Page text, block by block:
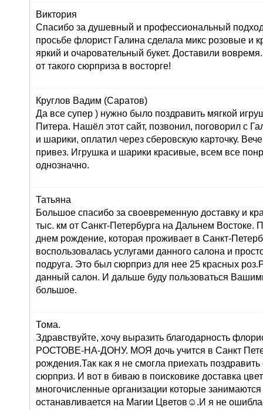
Виктория
Спасибо за душевный и профессиональный
просьбе флорист Галина сделала микс розовые и
яркий и очаровательный букет. Доставили
от такого сюрприза в восторге!
Круглов Вадим (Саратов)
Да все супер ) нужно было поздравить мягкой
Питера. Нашёл этот сайт, позвонил, поговорил с
и шарики, оплатил через сберовскую карточку.
привез. Игрушка и шарики красивые, всем все
однозначно.
Татьяна
Большое спасибо за своевременную доставку и
тыс. км от Санкт-Петербурга на Дальнем Востоке.
днем рождение, которая проживает в Санкт-
воспользовалась услугами данного салона и
подруга. Это был сюрприз для нее 25 красных
данный салон. И дальше буду пользоваться
большое.
Тома.
Здравствуйте, хочу выразить благодарность
РОСТОВЕ-НА-ДОНУ. МОЯ дочь учится в Санкт
рождения.Так как я не смогла приехать
сюрприз. И вот в биваю в поисковике доставка
многочисленные организации которые
останавливается на Магии Цветов☺.И я не